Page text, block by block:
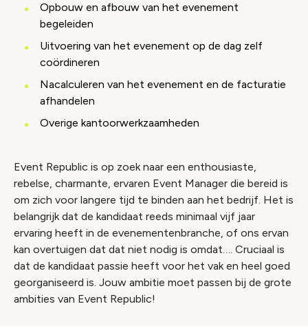
Opbouw en afbouw van het evenement
begeleiden
Uitvoering van het evenement op de dag zelf
coördineren
Nacalculeren van het evenement en de facturatie
afhandelen
Overige kantoorwerkzaamheden
Event Republic is op zoek naar een enthousiaste,
rebelse, charmante, ervaren Event Manager die bereid is
om zich voor langere tijd te binden aan het bedrijf. Het is
belangrijk dat de kandidaat reeds minimaal vijf jaar
ervaring heeft in de evenementenbranche, of ons ervan
kan overtuigen dat dat niet nodig is omdat…. Cruciaal is
dat de kandidaat passie heeft voor het vak en heel goed
georganiseerd is. Jouw ambitie moet passen bij de grote
ambities van Event Republic!